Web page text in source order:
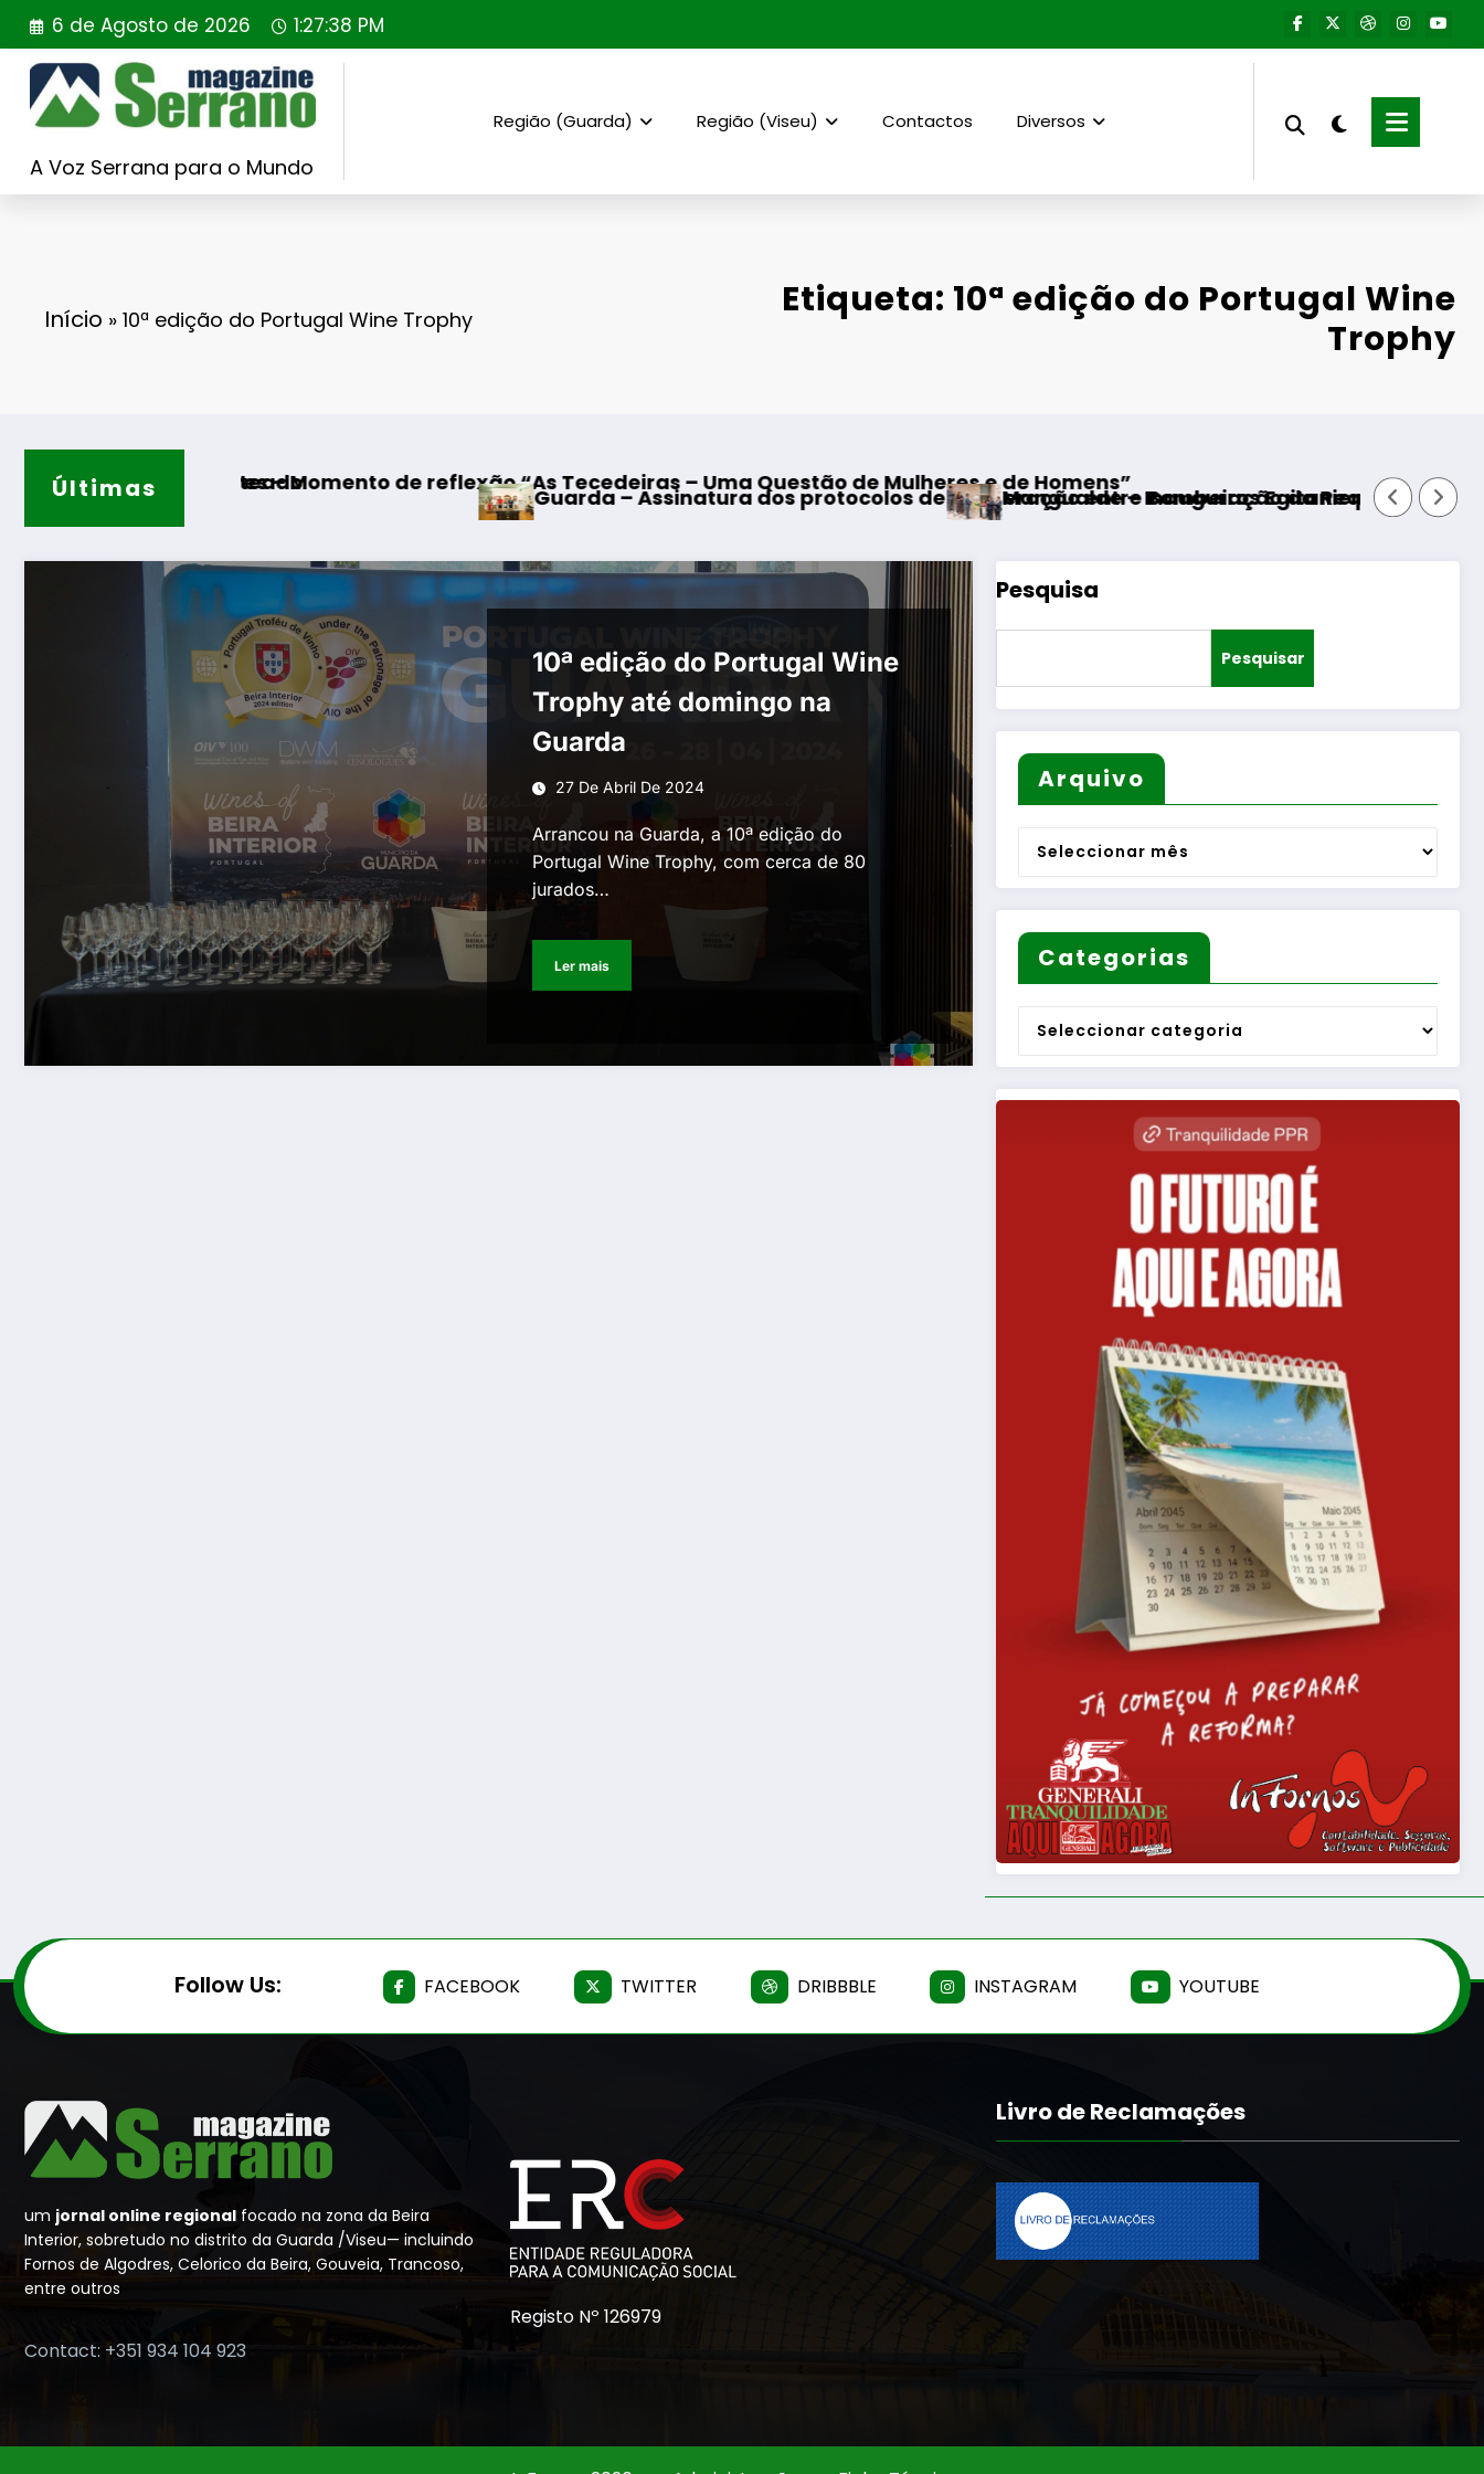
Saltar
para
conteúdo
6 de Agosto de 2026 1:27:39 PM
A Voz Serrana para o Mundo
Região (Guarda) Região (Viseu) Contactos Diversos
Início » 10ª edição do Portugal Wine Trophy
Etiqueta: 10ª edição do Portugal Wine
Trophy
Últimas
sorteado
Algodres – Momento de reflexão “As Tecedeiras – Uma Questão de Mulheres e de Homens”
Guarda – Assinatura dos protocolos de cooperação entre Bombeiros Egitanienses e diversas Freguesias
Mangualde – Inauguração da Requalificação do Bairro
Aumento do
10ª edição do Portugal Wine
Trophy até domingo na
Guarda
27 De Abril De 2024
Arrancou na Guarda, a 10ª edição do
Portugal Wine Trophy, com cerca de 80
jurados…
Ler mais
Pesquisa
Pesquisar
Arquivo
Arquivo
Categorias
Categorias
Follow Us: FACEBOOK TWITTER DRIBBBLE INSTAGRAM YOUTUBE
um jornal online regional focado na zona da Beira
Interior, sobretudo no distrito da Guarda /Viseu— incluindo
Fornos de Algodres, Celorico da Beira, Gouveia, Trancoso,
entre outros
Contact: +351 934 104 923
Registo Nº 126979
Livro de Reclamações